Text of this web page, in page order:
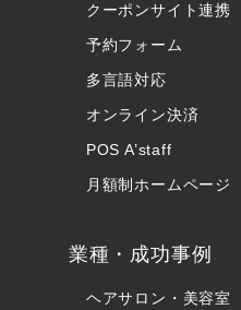
クーポンサイト連携
予約フォーム
多言語対応
オンライン決済
POS A’staff
月額制ホームページ
業種・成功事例
ヘアサロン・美容室